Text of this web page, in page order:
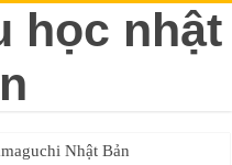
Nhật Bản